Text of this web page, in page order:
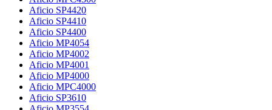
Aficio SP4420
Aficio SP4410
Aficio SP4400
Aficio MP4054
Aficio MP4002
Aficio MP4001
Aficio MP4000
Aficio MPC4000
Aficio SP3610